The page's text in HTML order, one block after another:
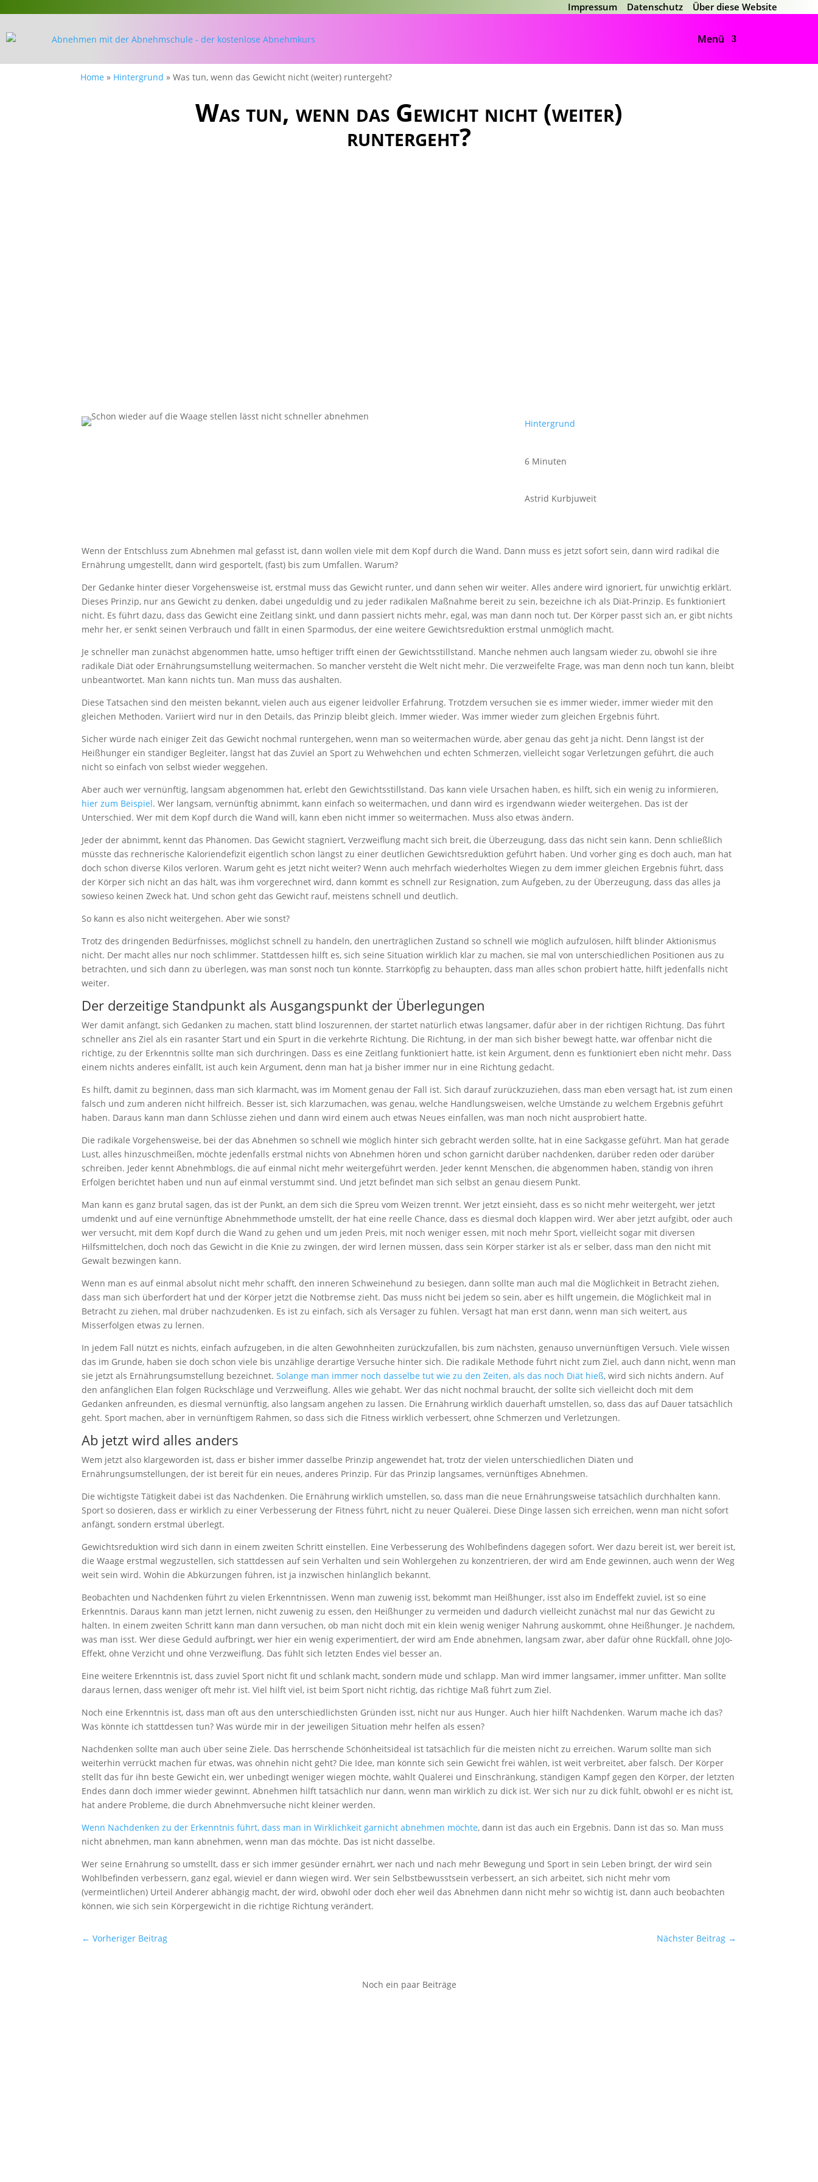
Impressum Datenschutz Über diese Website
Menü
Home » Hintergrund » Was tun, wenn das Gewicht nicht (weiter) runtergeht?
Was tun, wenn das Gewicht nicht (weiter)
runtergeht?
Hintergrund
6 Minuten
Astrid Kurbjuweit
Wenn der Entschluss zum Abnehmen mal gefasst ist, dann wollen viele mit dem Kopf durch die Wand. Dann muss es jetzt sofort sein, dann wird radikal die
Ernährung umgestellt, dann wird gesportelt, (fast) bis zum Umfallen. Warum?
Der Gedanke hinter dieser Vorgehensweise ist, erstmal muss das Gewicht runter, und dann sehen wir weiter. Alles andere wird ignoriert, für unwichtig erklärt.
Dieses Prinzip, nur ans Gewicht zu denken, dabei ungeduldig und zu jeder radikalen Maßnahme bereit zu sein, bezeichne ich als Diät-Prinzip. Es funktioniert
nicht. Es führt dazu, dass das Gewicht eine Zeitlang sinkt, und dann passiert nichts mehr, egal, was man dann noch tut. Der Körper passt sich an, er gibt nichts
mehr her, er senkt seinen Verbrauch und fällt in einen Sparmodus, der eine weitere Gewichtsreduktion erstmal unmöglich macht.
Je schneller man zunächst abgenommen hatte, umso heftiger trifft einen der Gewichtsstillstand. Manche nehmen auch langsam wieder zu, obwohl sie ihre
radikale Diät oder Ernährungsumstellung weitermachen. So mancher versteht die Welt nicht mehr. Die verzweifelte Frage, was man denn noch tun kann, bleibt
unbeantwortet. Man kann nichts tun. Man muss das aushalten.
Diese Tatsachen sind den meisten bekannt, vielen auch aus eigener leidvoller Erfahrung. Trotzdem versuchen sie es immer wieder, immer wieder mit den
gleichen Methoden. Variiert wird nur in den Details, das Prinzip bleibt gleich. Immer wieder. Was immer wieder zum gleichen Ergebnis führt.
Sicher würde nach einiger Zeit das Gewicht nochmal runtergehen, wenn man so weitermachen würde, aber genau das geht ja nicht. Denn längst ist der
Heißhunger ein ständiger Begleiter, längst hat das Zuviel an Sport zu Wehwehchen und echten Schmerzen, vielleicht sogar Verletzungen geführt, die auch
nicht so einfach von selbst wieder weggehen.
Aber auch wer vernünftig, langsam abgenommen hat, erlebt den Gewichtsstillstand. Das kann viele Ursachen haben, es hilft, sich ein wenig zu informieren,
hier zum Beispiel. Wer langsam, vernünftig abnimmt, kann einfach so weitermachen, und dann wird es irgendwann wieder weitergehen. Das ist der
Unterschied. Wer mit dem Kopf durch die Wand will, kann eben nicht immer so weitermachen. Muss also etwas ändern.
Jeder der abnimmt, kennt das Phänomen. Das Gewicht stagniert, Verzweiflung macht sich breit, die Überzeugung, dass das nicht sein kann. Denn schließlich
müsste das rechnerische Kaloriendefizit eigentlich schon längst zu einer deutlichen Gewichtsreduktion geführt haben. Und vorher ging es doch auch, man hat
doch schon diverse Kilos verloren. Warum geht es jetzt nicht weiter? Wenn auch mehrfach wiederholtes Wiegen zu dem immer gleichen Ergebnis führt, dass
der Körper sich nicht an das hält, was ihm vorgerechnet wird, dann kommt es schnell zur Resignation, zum Aufgeben, zu der Überzeugung, dass das alles ja
sowieso keinen Zweck hat. Und schon geht das Gewicht rauf, meistens schnell und deutlich.
So kann es also nicht weitergehen. Aber wie sonst?
Trotz des dringenden Bedürfnisses, möglichst schnell zu handeln, den unerträglichen Zustand so schnell wie möglich aufzulösen, hilft blinder Aktionismus
nicht. Der macht alles nur noch schlimmer. Stattdessen hilft es, sich seine Situation wirklich klar zu machen, sie mal von unterschiedlichen Positionen aus zu
betrachten, und sich dann zu überlegen, was man sonst noch tun könnte. Starrköpfig zu behaupten, dass man alles schon probiert hätte, hilft jedenfalls nicht
weiter.
Der derzeitige Standpunkt als Ausgangspunkt der Überlegungen
Wer damit anfängt, sich Gedanken zu machen, statt blind loszurennen, der startet natürlich etwas langsamer, dafür aber in der richtigen Richtung. Das führt
schneller ans Ziel als ein rasanter Start und ein Spurt in die verkehrte Richtung. Die Richtung, in der man sich bisher bewegt hatte, war offenbar nicht die
richtige, zu der Erkenntnis sollte man sich durchringen. Dass es eine Zeitlang funktioniert hatte, ist kein Argument, denn es funktioniert eben nicht mehr. Dass
einem nichts anderes einfällt, ist auch kein Argument, denn man hat ja bisher immer nur in eine Richtung gedacht.
Es hilft, damit zu beginnen, dass man sich klarmacht, was im Moment genau der Fall ist. Sich darauf zurückzuziehen, dass man eben versagt hat, ist zum einen
falsch und zum anderen nicht hilfreich. Besser ist, sich klarzumachen, was genau, welche Handlungsweisen, welche Umstände zu welchem Ergebnis geführt
haben. Daraus kann man dann Schlüsse ziehen und dann wird einem auch etwas Neues einfallen, was man noch nicht ausprobiert hatte.
Die radikale Vorgehensweise, bei der das Abnehmen so schnell wie möglich hinter sich gebracht werden sollte, hat in eine Sackgasse geführt. Man hat gerade
Lust, alles hinzuschmeißen, möchte jedenfalls erstmal nichts von Abnehmen hören und schon garnicht darüber nachdenken, darüber reden oder darüber
schreiben. Jeder kennt Abnehmblogs, die auf einmal nicht mehr weitergeführt werden. Jeder kennt Menschen, die abgenommen haben, ständig von ihren
Erfolgen berichtet haben und nun auf einmal verstummt sind. Und jetzt befindet man sich selbst an genau diesem Punkt.
Man kann es ganz brutal sagen, das ist der Punkt, an dem sich die Spreu vom Weizen trennt. Wer jetzt einsieht, dass es so nicht mehr weitergeht, wer jetzt
umdenkt und auf eine vernünftige Abnehmmethode umstellt, der hat eine reelle Chance, dass es diesmal doch klappen wird. Wer aber jetzt aufgibt, oder auch
wer versucht, mit dem Kopf durch die Wand zu gehen und um jeden Preis, mit noch weniger essen, mit noch mehr Sport, vielleicht sogar mit diversen
Hilfsmittelchen, doch noch das Gewicht in die Knie zu zwingen, der wird lernen müssen, dass sein Körper stärker ist als er selber, dass man den nicht mit
Gewalt bezwingen kann.
Wenn man es auf einmal absolut nicht mehr schafft, den inneren Schweinehund zu besiegen, dann sollte man auch mal die Möglichkeit in Betracht ziehen,
dass man sich überfordert hat und der Körper jetzt die Notbremse zieht. Das muss nicht bei jedem so sein, aber es hilft ungemein, die Möglichkeit mal in
Betracht zu ziehen, mal drüber nachzudenken. Es ist zu einfach, sich als Versager zu fühlen. Versagt hat man erst dann, wenn man sich weitert, aus
Misserfolgen etwas zu lernen.
In jedem Fall nützt es nichts, einfach aufzugeben, in die alten Gewohnheiten zurückzufallen, bis zum nächsten, genauso unvernünftigen Versuch. Viele wissen
das im Grunde, haben sie doch schon viele bis unzählige derartige Versuche hinter sich. Die radikale Methode führt nicht zum Ziel, auch dann nicht, wenn man
sie jetzt als Ernährungsumstellung bezeichnet.Solange man immer noch dasselbe tut wie zu den Zeiten, als das noch Diät hieß, wird sich nichts ändern. Auf
den anfänglichen Elan folgen Rückschläge und Verzweiflung. Alles wie gehabt. Wer das nicht nochmal braucht, der sollte sich vielleicht doch mit dem
Gedanken anfreunden, es diesmal vernünftig, also langsam angehen zu lassen. Die Ernährung wirklich dauerhaft umstellen, so, dass das auf Dauer tatsächlich
geht. Sport machen, aber in vernünftigem Rahmen, so dass sich die Fitness wirklich verbessert, ohne Schmerzen und Verletzungen.
Ab jetzt wird alles anders
Wem jetzt also klargeworden ist, dass er bisher immer dasselbe Prinzip angewendet hat, trotz der vielen unterschiedlichen Diäten und
Ernährungsumstellungen, der ist bereit für ein neues, anderes Prinzip. Für das Prinzip langsames, vernünftiges Abnehmen.
Die wichtigste Tätigkeit dabei ist das Nachdenken. Die Ernährung wirklich umstellen, so, dass man die neue Ernährungsweise tatsächlich durchhalten kann.
Sport so dosieren, dass er wirklich zu einer Verbesserung der Fitness führt, nicht zu neuer Quälerei. Diese Dinge lassen sich erreichen, wenn man nicht sofort
anfängt, sondern erstmal überlegt.
Gewichtsreduktion wird sich dann in einem zweiten Schritt einstellen. Eine Verbesserung des Wohlbefindens dagegen sofort. Wer dazu bereit ist, wer bereit ist,
die Waage erstmal wegzustellen, sich stattdessen auf sein Verhalten und sein Wohlergehen zu konzentrieren, der wird am Ende gewinnen, auch wenn der Weg
weit sein wird. Wohin die Abkürzungen führen, ist ja inzwischen hinlänglich bekannt.
Beobachten und Nachdenken führt zu vielen Erkenntnissen. Wenn man zuwenig isst, bekommt man Heißhunger, isst also im Endeffekt zuviel, ist so eine
Erkenntnis. Daraus kann man jetzt lernen, nicht zuwenig zu essen, den Heißhunger zu vermeiden und dadurch vielleicht zunächst mal nur das Gewicht zu
halten. In einem zweiten Schritt kann man dann versuchen, ob man nicht doch mit ein klein wenig weniger Nahrung auskommt, ohne Heißhunger. Je nachdem,
was man isst. Wer diese Geduld aufbringt, wer hier ein wenig experimentiert, der wird am Ende abnehmen, langsam zwar, aber dafür ohne Rückfall, ohne JoJo-
Effekt, ohne Verzicht und ohne Verzweiflung. Das fühlt sich letzten Endes viel besser an.
Eine weitere Erkenntnis ist, dass zuviel Sport nicht fit und schlank macht, sondern müde und schlapp. Man wird immer langsamer, immer unfitter. Man sollte
daraus lernen, dass weniger oft mehr ist. Viel hilft viel, ist beim Sport nicht richtig, das richtige Maß führt zum Ziel.
Noch eine Erkenntnis ist, dass man oft aus den unterschiedlichsten Gründen isst, nicht nur aus Hunger. Auch hier hilft Nachdenken. Warum mache ich das?
Was könnte ich stattdessen tun? Was würde mir in der jeweiligen Situation mehr helfen als essen?
Nachdenken sollte man auch über seine Ziele. Das herrschende Schönheitsideal ist tatsächlich für die meisten nicht zu erreichen. Warum sollte man sich
weiterhin verrückt machen für etwas, was ohnehin nicht geht? Die Idee, man könnte sich sein Gewicht frei wählen, ist weit verbreitet, aber falsch. Der Körper
stellt das für ihn beste Gewicht ein, wer unbedingt weniger wiegen möchte, wählt Quälerei und Einschränkung, ständigen Kampf gegen den Körper, der letzten
Endes dann doch immer wieder gewinnt. Abnehmen hilft tatsächlich nur dann, wenn man wirklich zu dick ist. Wer sich nur zu dick fühlt, obwohl er es nicht ist,
hat andere Probleme, die durch Abnehmversuche nicht kleiner werden.
Wenn Nachdenken zu der Erkenntnis führt, dass man in Wirklichkeit garnicht abnehmen möchte, dann ist das auch ein Ergebnis. Dann ist das so. Man muss
nicht abnehmen, man kann abnehmen, wenn man das möchte. Das ist nicht dasselbe.
Wer seine Ernährung so umstellt, dass er sich immer gesünder ernährt, wer nach und nach mehr Bewegung und Sport in sein Leben bringt, der wird sein
Wohlbefinden verbessern, ganz egal, wieviel er dann wiegen wird. Wer sein Selbstbewusstsein verbessert, an sich arbeitet, sich nicht mehr vom
(vermeintlichen) Urteil Anderer abhängig macht, der wird, obwohl oder doch eher weil das Abnehmen dann nicht mehr so wichtig ist, dann auch beobachten
können, wie sich sein Körpergewicht in die richtige Richtung verändert.
←Vorheriger Beitrag Nächster Beitrag→
Noch ein paar Beiträge